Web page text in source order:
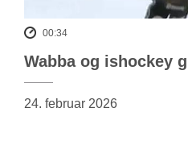
00:34
Wabba og ishockey
24. februar 2026